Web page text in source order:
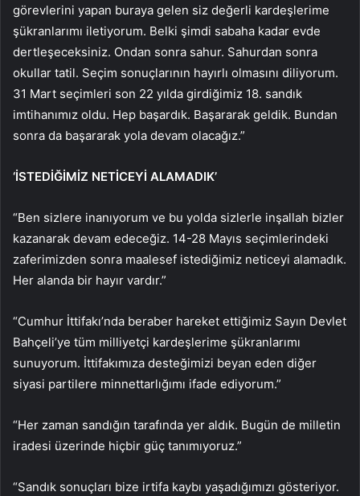
görevlerini yapan buraya gelen siz değerli kardeşlerime
şükranlarımı iletiyorum. Belki şimdi sabaha kadar evde
dertleşeceksiniz. Ondan sonra sahur. Sahurdan sonra
okullar tatil. Seçim sonuçlarının hayırlı olmasını diliyorum.
31 Mart seçimleri son 22 yılda girdiğimiz 18. sandık
imtihanımız oldu. Hep başardık. Başararak geldik. Bundan
sonra da başararak yola devam olacağız.”
‘İSTEDİĞİMİZ NETİCEYİ ALAMADIK’
“Ben sizlere inanıyorum ve bu yolda sizlerle inşallah bizler
kazanarak devam edeceğiz. 14-28 Mayıs seçimlerindeki
zaferimizden sonra maalesef istediğimiz neticeyi alamadık.
Her alanda bir hayır vardır.”
“Cumhur İttifakı’nda beraber hareket ettiğimiz Sayın Devlet
Bahçeli’ye tüm milliyetçi kardeşlerime şükranlarımı
sunuyorum. İttifakımıza desteğimizi beyan eden diğer
siyasi partilere minnettarlığımı ifade ediyorum.”
“Her zaman sandığın tarafında yer aldık. Bugün de milletin
iradesi üzerinde hiçbir güç tanımıyoruz.”
“Sandık sonuçları bize irtifa kaybı yaşadığımızı gösteriyor.